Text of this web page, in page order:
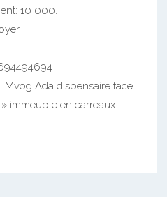
10 000.
Mvog Ada dispensaire face
immeuble en carreaux